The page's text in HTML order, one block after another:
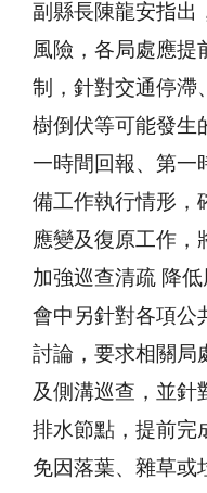
副縣長陳龍安指出
風險，各局處應提
制，針對交通停滯
樹倒伏等可能發生
一時間回報、第一
備工作執行情形，
應變及復原工作，
加強巡查清疏 降
會中另針對各項公
討論，要求相關局
及側溝巡查，並針
排水節點，提前完
免因落葉、雜草或